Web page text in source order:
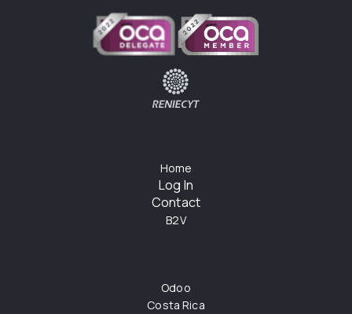
Home
Log In
Contact
B2V
Odoo
Costa Rica